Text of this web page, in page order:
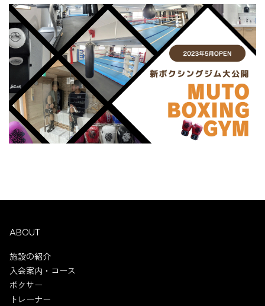
ABOUT
施設の紹介
入会案内・コース
ボクサー
トレーナー